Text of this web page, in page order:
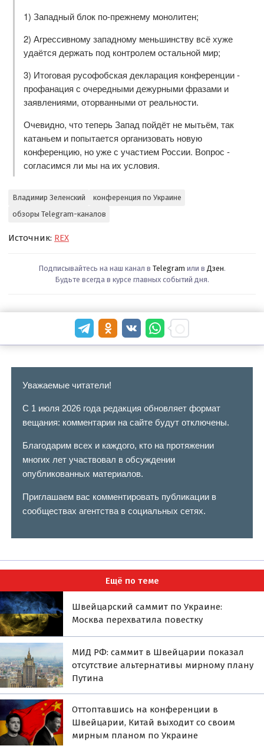
1) Западный блок по-прежнему монолитен;
2) Агрессивному западному меньшинству всё хуже
удаётся держать под контролем остальной мир;
3) Итоговая русофобская декларация конференции -
профанация с очередными дежурными фразами и
заявлениями, оторванными от реальности.
Очевидно, что теперь Запад пойдёт не мытьём, так
катаньем и попытается организовать новую
конференцию, но уже с участием России. Вопрос -
согласимся ли мы на их условия.
Владимир Зеленский
конференция по Украине
обзоры Telegram-каналов
Источник: REX
Подписывайтесь на наш канал в Telegram или в Дзен.
Будьте всегда в курсе главных событий дня.
Уважаемые читатели!
С 1 июля 2026 года редакция обновляет формат
вещания: комментарии на сайте будут отключены.
Благодарим всех и каждого, кто на протяжении
многих лет участвовал в обсуждении
опубликованных материалов.
Приглашаем вас комментировать публикации в
сообществах агентства в социальных сетях.
Ещё по теме
Швейцарский саммит по Украине:
Москва перехватила повестку
МИД РФ: саммит в Швейцарии показал
отсутствие альтернативы мирному плану
Путина
Оттоптавшись на конференции в
Швейцарии, Китай выходит со своим
мирным планом по Украине